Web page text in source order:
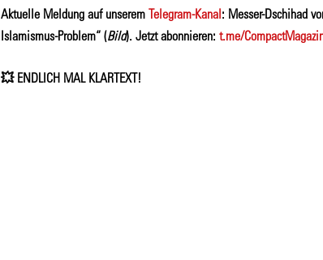
Aktuelle Meldung auf unserem Telegram-Kanal : Messer-Dschihad
Islamismus-Problem“ (Bild). Jetzt abonnieren: t.me/
💥 ENDLICH MAL KLARTEXT!